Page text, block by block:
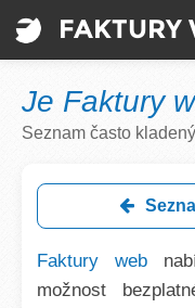
FAKTURY
INFO
Přihlásit se
Jazyk / Language
Je Faktury
Seznam často
Faktury web
možnost